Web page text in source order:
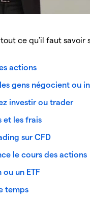
ce qu'il faut savoir
actions
gens négocient ou
investir ou trader
et les frais
sur CFD
le cours des actions
un ETF
temps